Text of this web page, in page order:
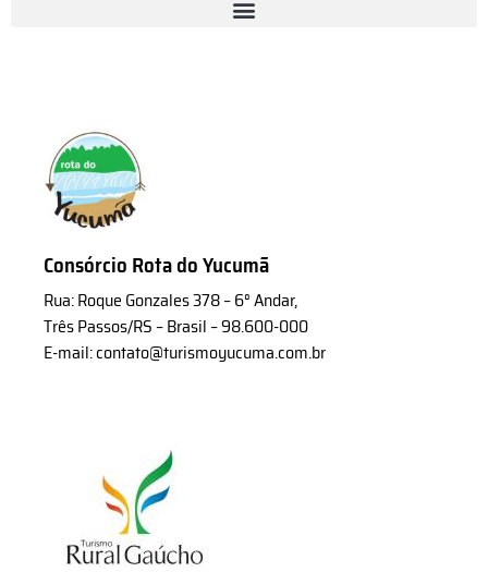
Consórcio Rota do Yucumã
Rua: Roque Gonzales 378 – 6° Andar,
Três Passos/RS – Brasil – 98.600-000
E-mail: contato@turismoyucuma.com.br